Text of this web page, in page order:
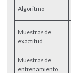
Algoritmo
Muestras de
exactitud
Muestras de
entrenamiento